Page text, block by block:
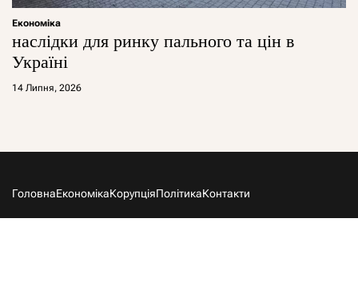
Економіка
наслідки для ринку пального та цін в
Україні
14 Липня, 2026
ГоловнаЕкономікаКорупціяПолітикаКонтакти